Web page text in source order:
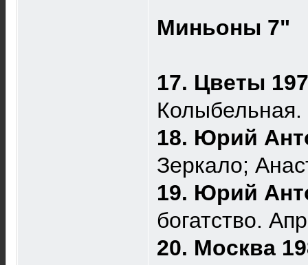
Миньоны 7"
17. Цветы
18. Юрий
Зеркало;
19. Юрий
богатство.
20. Москва